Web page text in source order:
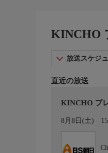
KINCHO
放送スケジ
直近の放送
KINCHO プ
8月8日(土)